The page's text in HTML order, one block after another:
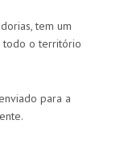
tem um
todo o território
para a